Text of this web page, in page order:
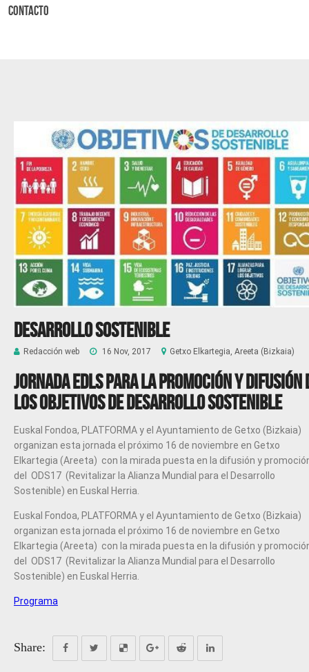
Contacto
Desarrollo sostenible
Redacción web 16 Nov, 2017 Getxo Elkartegia, Areeta (Bizkaia)
Jornada EDLS para la promoción y difusión
los Objetivos de Desarrollo Sostenible
Euskal Fondoa, PLATFORMA y el Ayuntamiento de Getxo (Bizkaia)
organizan esta jornada el próximo 16 de noviembre en Getxo
Elkartegia (Areeta) con la mirada puesta en la difusión y
del ODS17 (Revitalizar la Alianza Mundial para el Desarrollo
Sostenible) en Euskal Herria.
Euskal Fondoa, PLATFORMA y el Ayuntamiento de Getxo (Bizkaia)
organizan esta jornada el próximo 16 de noviembre en Getxo
Elkartegia (Areeta) con la mirada puesta en la difusión y
del ODS17 (Revitalizar la Alianza Mundial para el Desarrollo
Sostenible) en Euskal Herria.
Programa
Share: